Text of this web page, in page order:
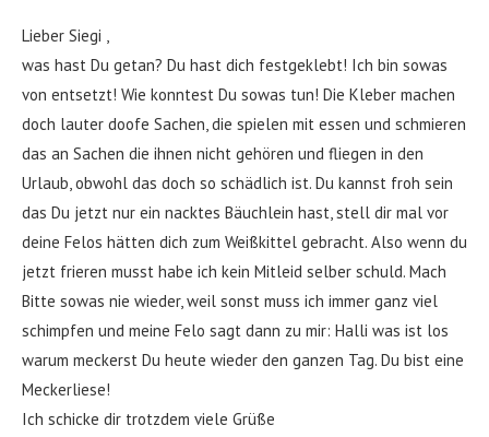
Lieber Siegi ,
was hast Du getan? Du hast dich festgeklebt! Ich bin sowas
von entsetzt! Wie konntest Du sowas tun! Die Kleber machen
doch lauter doofe Sachen, die spielen mit essen und schmieren
das an Sachen die ihnen nicht gehören und fliegen in den
Urlaub, obwohl das doch so schädlich ist. Du kannst froh sein
das Du jetzt nur ein nacktes Bäuchlein hast, stell dir mal vor
deine Felos hätten dich zum Weißkittel gebracht. Also wenn du
jetzt frieren musst habe ich kein Mitleid selber schuld. Mach
Bitte sowas nie wieder, weil sonst muss ich immer ganz viel
schimpfen und meine Felo sagt dann zu mir: Halli was ist los
warum meckerst Du heute wieder den ganzen Tag. Du bist eine
Meckerliese!
Ich schicke dir trotzdem viele Grüße